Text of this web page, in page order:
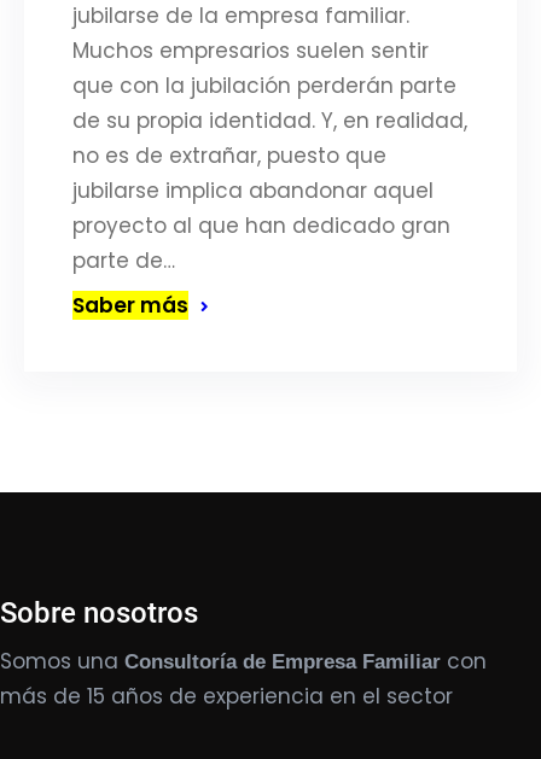
jubilarse de la empresa familiar.
Muchos empresarios suelen sentir
que con la jubilación perderán parte
de su propia identidad. Y, en realidad,
no es de extrañar, puesto que
jubilarse implica abandonar aquel
proyecto al que han dedicado gran
parte de…
Saber más
Sobre nosotros
Somos una Consultoría de Empresa Familiar con
más de 15 años de experiencia en el sector